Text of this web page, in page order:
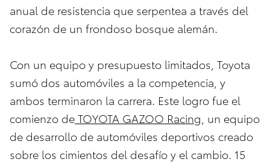
anual de resistencia que serpentea a través del
corazón de un frondoso bosque alemán.
Con un equipo y presupuesto limitados, Toyota
sumó dos automóviles a la competencia, y
ambos terminaron la carrera. Este logro fue el
comienzo de TOYOTA GAZOO Racing , un equipo
de desarrollo de automóviles deportivos creado
sobre los cimientos del desafío y el cambio. 15